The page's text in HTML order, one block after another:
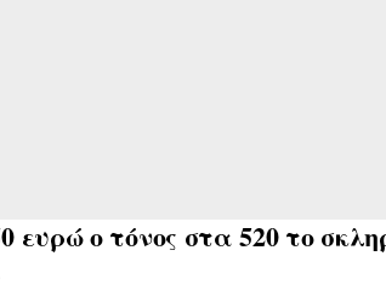
ευρώ ο τόνος στα 520 το